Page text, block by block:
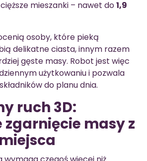
mieszanki – nawet do1,9
osoby, które pieką
delikatne ciasta, innym razem
gęste masy. Robot jest więc
użytkowaniu i pozwala
do planu dnia.
ruch 3D:
zgarnięcie masy z